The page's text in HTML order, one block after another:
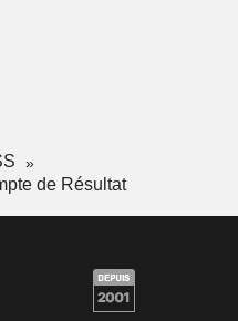
de Résultat